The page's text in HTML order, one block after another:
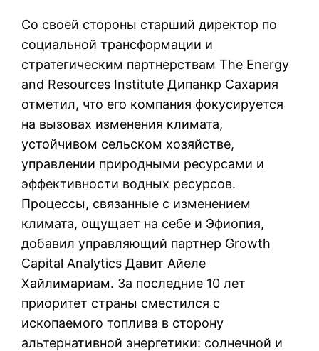
Со своей стороны старший директор по
социальной трансформации и
стратегическим партнерствам The Energy
and Resources Institute Дипанкр Сахария
отметил, что его компания фокусируется
на вызовах изменения климата,
устойчивом сельском хозяйстве,
управлении природными ресурсами и
эффективности водных ресурсов.
Процессы, связанные с изменением
климата, ощущает на себе и Эфиопия,
добавил управляющий партнер Growth
Capital Analytics Давит Айеле
Хайлимариам. За последние 10 лет
приоритет страны сместился с
ископаемого топлива в сторону
альтернативной энергетики: солнечной и